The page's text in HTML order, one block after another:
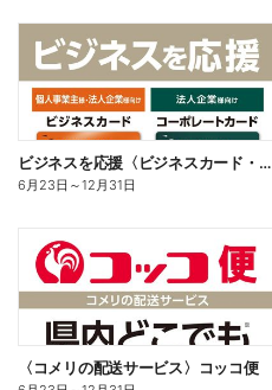
ビジネスを応援〈ビジネスカード・コーポレートカード〉
6月23日 ～12月31日
〈コメリの配送サービス〉コッコ便